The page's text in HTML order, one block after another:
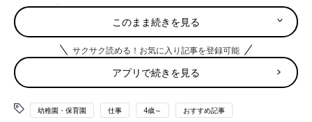
のような声も。
●娘は、時間を意識して動けません。食事も着替えもマイペー
ス。学校でも、先生に注意されています。幼稚園の時から、私も
言い聞かせてはいたのですが…。もっといい方法はあったのか
な？
●小学校で毎日、宿題が出るのですが、ひらがなのプリント1枚だ
このまま続きを見る
サクサク読める！お気に入り記事を登録可能
アプリで続きを見る
幼稚園・保育園 仕事 4歳～ おすすめ記事